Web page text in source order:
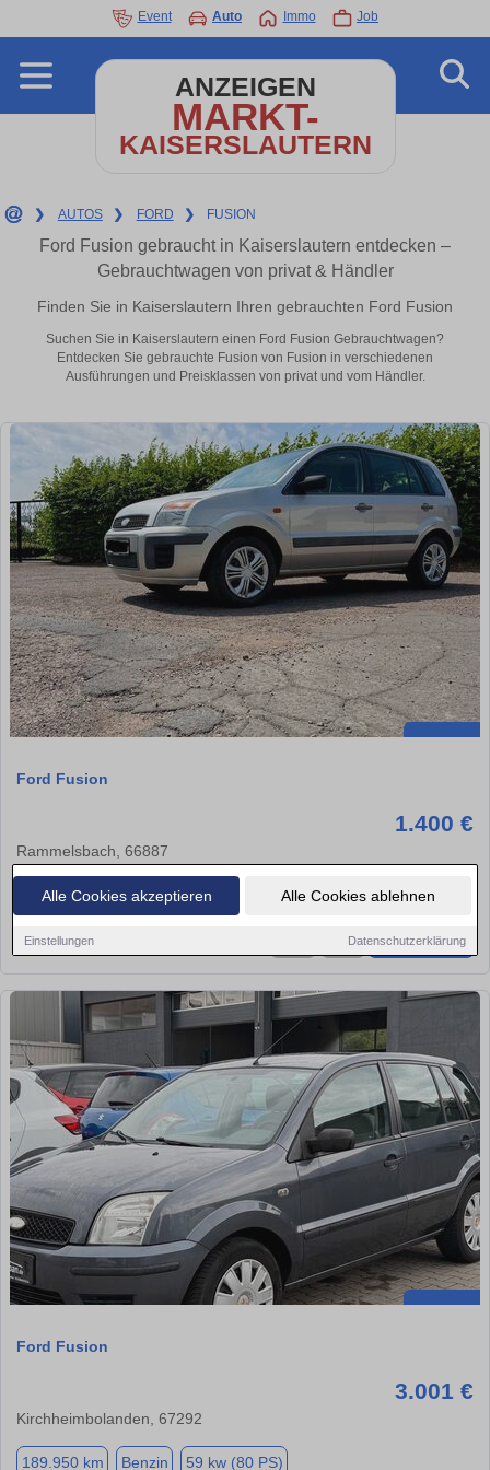
Alle Cookies akzeptieren Alle Cookies ablehnen
Einstellungen Datenschutzerklärung
Event Auto Immo Job
ANZEIGEN
MARKT-
KAISERSLAUTERN
❯ AUTOS ❯ FORD ❯ FUSION
Ford Fusion gebraucht in Kaiserslautern entdecken –
Gebrauchtwagen von privat & Händler
Finden Sie in Kaiserslautern Ihren gebrauchten Ford Fusion
Suchen Sie in Kaiserslautern einen Ford Fusion Gebrauchtwagen?
Entdecken Sie gebrauchte Fusion von Fusion in verschiedenen
Ausführungen und Preisklassen von privat und vom Händler.
Ford Fusion
1.400 €
Rammelsbach, 66887
203.500 km Benzin 59 kw (80 PS)
➜
Ford Fusion
3.001 €
Kirchheimbolanden, 67292
189.950 km Benzin 59 kw (80 PS)